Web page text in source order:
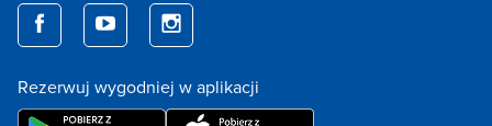
Rezerwuj wygodniej w aplikacji